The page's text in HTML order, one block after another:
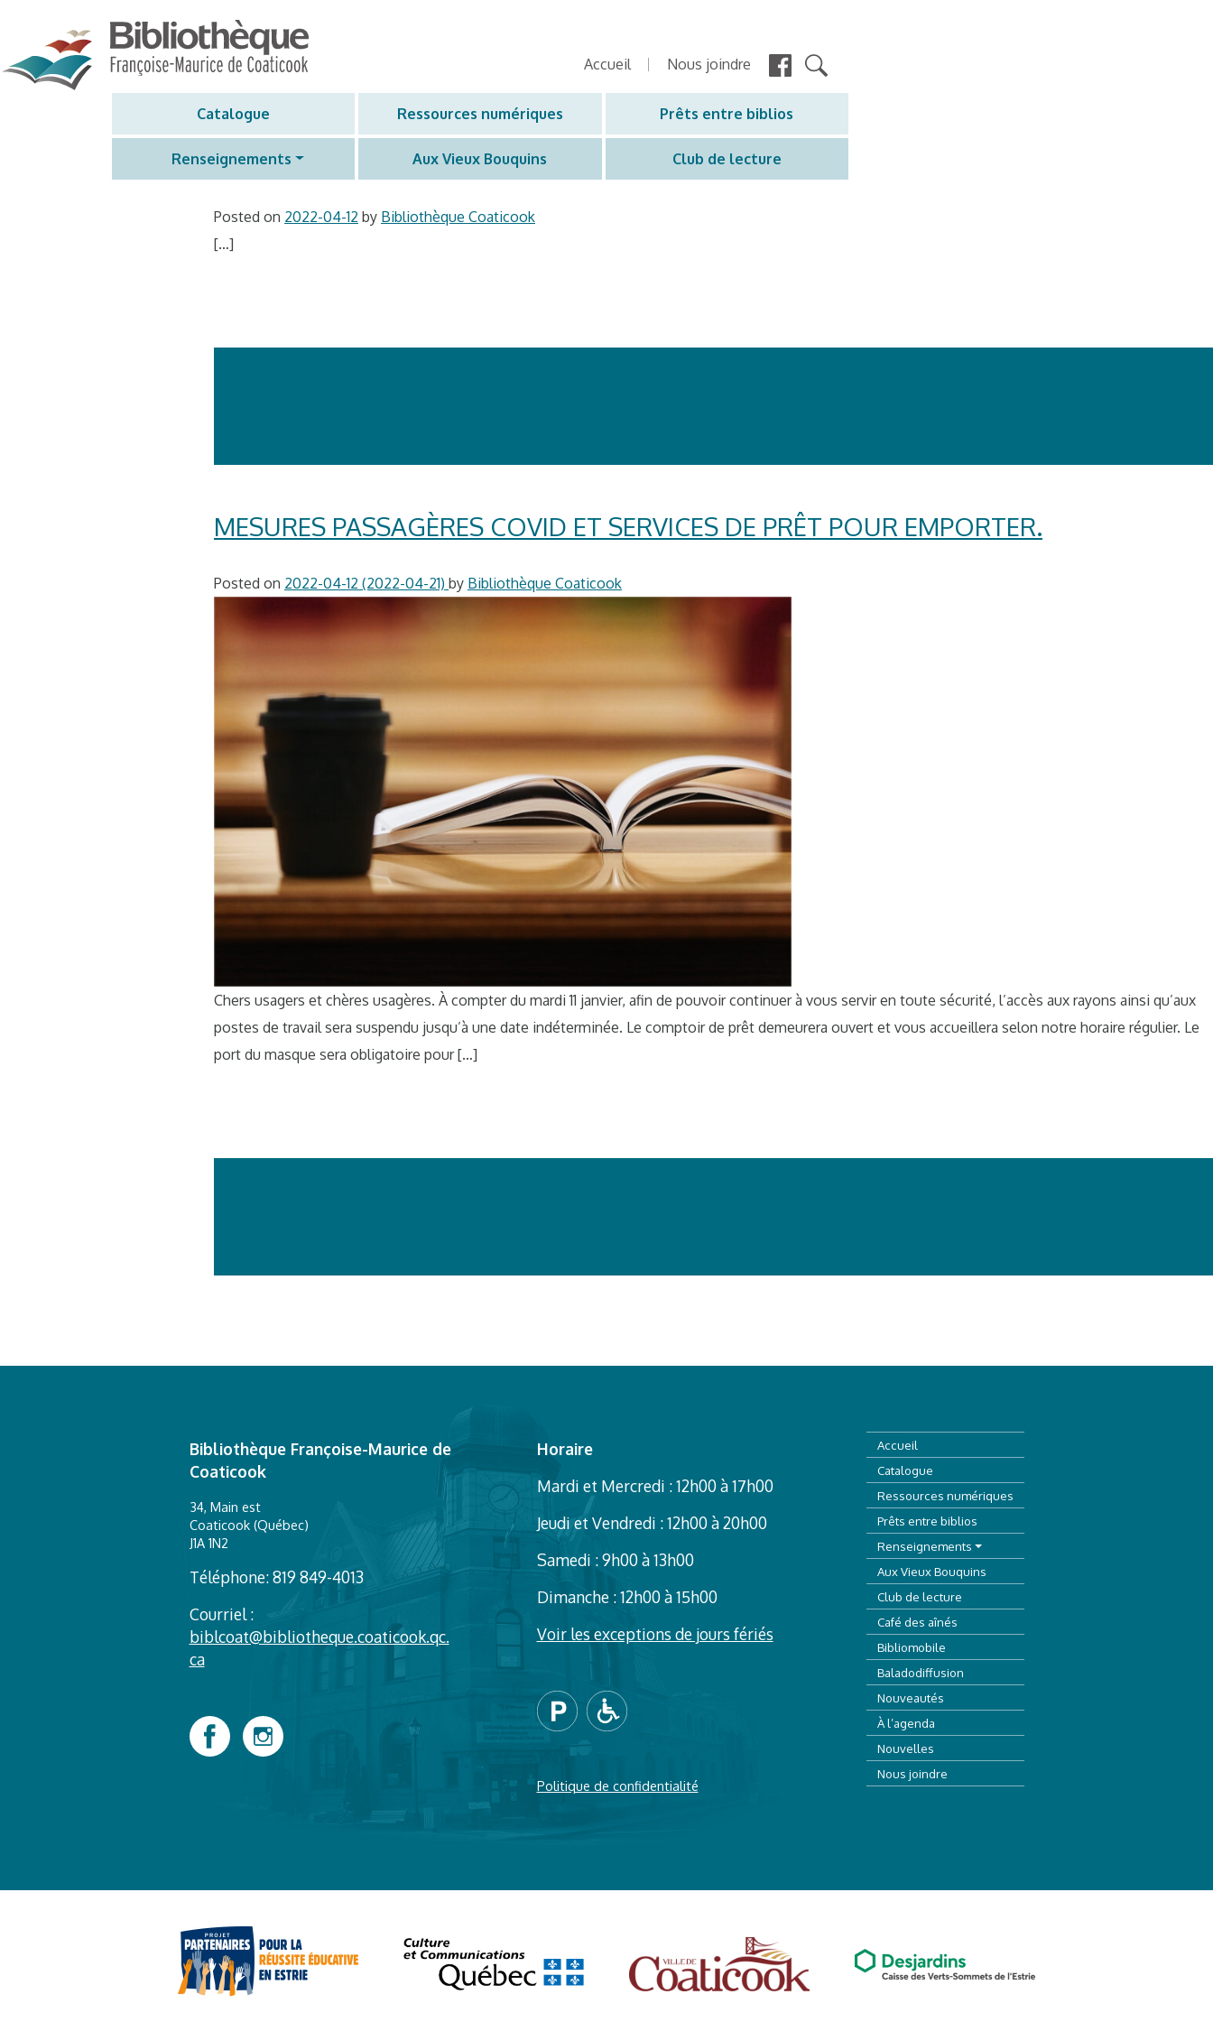
MAIN NAVIGATION
Accueil Nous joindre
Catalogue Ressources numériques Prêts entre biblios
Renseignements Aux Vieux Bouquins Club de lecture
Année :
NOUVELLE 2
Posted on 2022-04-12 by Bibliothèque Coaticook
[…]
MESURES PASSAGÈRES COVID ET SERVICES DE PRÊT POUR EMPORTER.
Posted on 2022-04-12 (2022-04-21) by Bibliothèque Coaticook
Chers usagers et chères usagères. À compter du mardi 11 janvier, afin de pouvoir continuer à vous servir en toute sécurité, l’accès aux rayons ainsi qu’aux
postes de travail sera suspendu jusqu’à une date indéterminée. Le comptoir de prêt demeurera ouvert et vous accueillera selon notre horaire régulier. Le
port du masque sera obligatoire pour […]
Bibliothèque Françoise-Maurice de
Coaticook
34, Main est
Coaticook (Québec)
J1A 1N2
Téléphone: 819 849-4013
Courriel :
biblcoat@bibliotheque.coaticook.qc.
ca
Horaire
Mardi et Mercredi : 12h00 à 17h00
Jeudi et Vendredi : 12h00 à 20h00
Samedi : 9h00 à 13h00
Dimanche : 12h00 à 15h00
Voir les exceptions de jours fériés
Politique de confidentialité
Accueil
Catalogue
Ressources numériques
Prêts entre biblios
Renseignements
Aux Vieux Bouquins
Club de lecture
Café des aînés
Bibliomobile
Baladodiffusion
Nouveautés
À l’agenda
Nouvelles
Nous joindre